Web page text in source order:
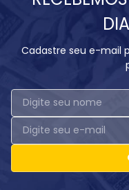
Cadastre seu e-mail